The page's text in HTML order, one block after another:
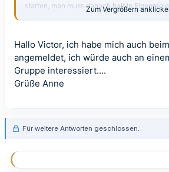
starten, man muss danach halt in
vertiefen und ausbauen (Fundamental- und
bestimmtes Thema geht um noch mehr
Ich bin jetzt fasst mit der Ausbildung durch,
noch. Dann wollte ich an die Videos mit der
mir dort das wissen zu holen das relevant ist.
Unterstützung um voran zukommen?
Zum Vergrößern
Hallo Victor, ich habe mich auch
angemeldet, ich würde auch an
Gruppe interessiert....
Grüße Anne
Für weitere Antworten geschlossen.